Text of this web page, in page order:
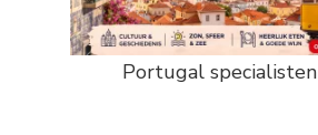
Portugal specialisten